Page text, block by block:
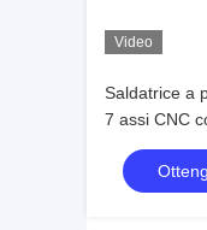
Video
Saldatrice a
7 assi CNC
frequenza